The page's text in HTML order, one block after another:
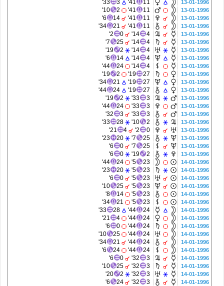
13-01-1996
11
41'
3
33'
13-01-1996
11
41'
2
10'
13-01-1996
11
41'
14
6'
13-01-1996
11
41'
21
34'
13-01-1996
4
14'
0
2'
13-01-1996
4
14'
25
7'
13-01-1996
4
14'
2
19'
13-01-1996
4
14'
14
6'
13-01-1996
4
14'
24
44'
13-01-1996
27
19'
2
19'
13-01-1996
27
19'
21
34'
13-01-1996
27
19'
24
44'
13-01-1996
3
33'
2
19'
13-01-1996
3
33'
24
44'
13-01-1996
3
33'
3
32'
13-01-1996
2
10'
28
33'
13-01-1996
0
2'
4
21'
13-01-1996
25
7'
20
23'
13-01-1996
25
7'
0
6'
13-01-1996
2
19'
0
6'
14-01-1996
23
5'
24
44'
14-01-1996
23
5'
20
23'
14-01-1996
23
5'
0
6'
14-01-1996
23
5'
25
10'
14-01-1996
23
5'
14
8'
14-01-1996
23
5'
21
34'
14-01-1996
24
44'
28
33'
14-01-1996
24
44'
4
21'
14-01-1996
24
44'
0
6'
14-01-1996
24
44'
25
10'
14-01-1996
24
44'
21
34'
14-01-1996
24
44'
24
6'
14-01-1996
3
32'
0
6'
14-01-1996
3
32'
25
10'
14-01-1996
3
32'
2
20'
14-01-1996
3
32'
24
6'